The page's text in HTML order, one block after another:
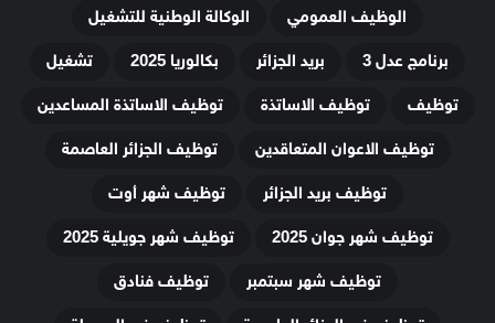
الوظيف العمومي
الوكالة الوطنية للتشغيل
برنامج عدل 3
بريد الجزائر بكالوريا 2025
تشغيل
توظيف
توظيف الاساتذة
توظيف الاساتذة المساعدين
توظيف الاعوان المتعاقدين
توظيف الجزائر العاصمة
توظيف بريد الجزائر
توظيف شهر أوت
توظيف شهر جوان 2025
توظيف شهر جويلية 2025
توظيف شهر سبتمبر
توظيف فنادق